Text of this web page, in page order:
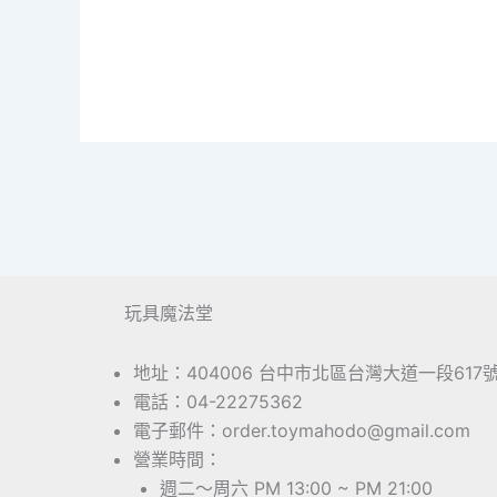
玩具魔法堂
地址：404006 台中市北區台灣大道一段617
電話：04-22275362
電子郵件：order.toymahodo@gmail.com
營業時間：
週二～周六 PM 13:00 ~ PM 21:00